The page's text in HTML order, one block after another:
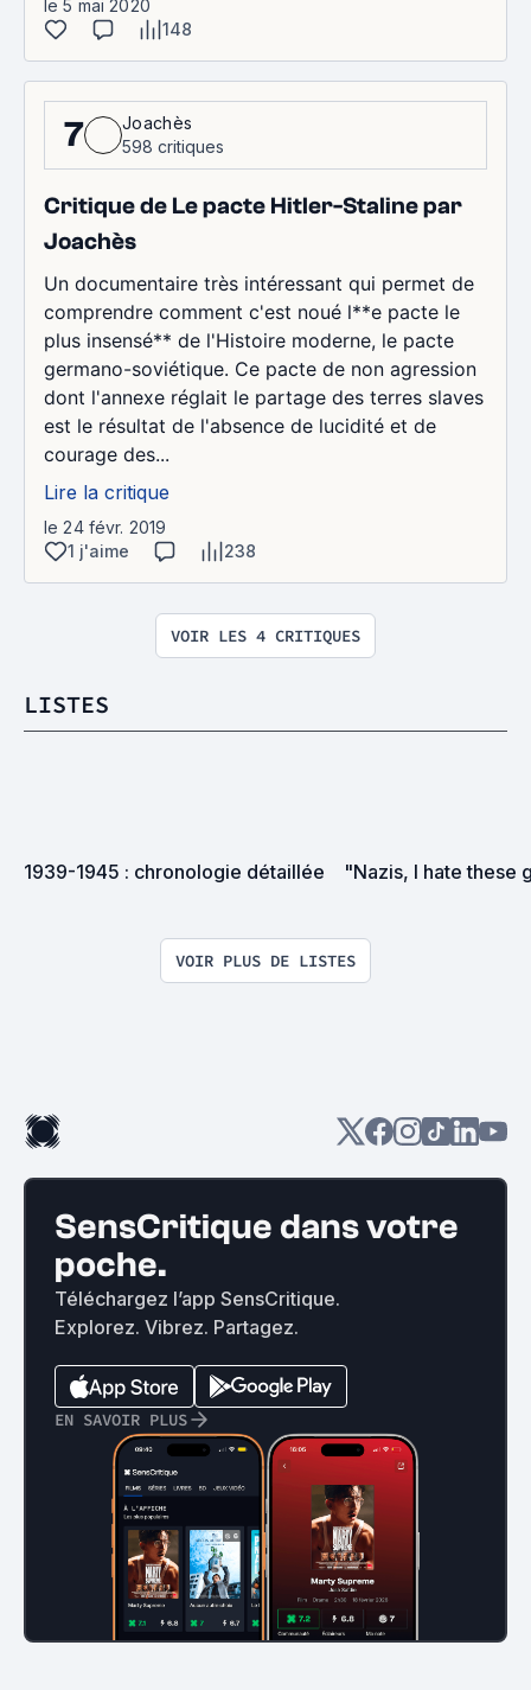
le 5 mai 2020
148
7
Joachès
598 critiques
Critique de Le pacte Hitler-Staline par
Joachès
Un documentaire très intéressant qui permet de
comprendre comment c'est noué l**e pacte le
plus insensé** de l'Histoire moderne, le pacte
germano-soviétique. Ce pacte de non agression
dont l'annexe réglait le partage des terres slaves
est le résultat de l'absence de lucidité et de
courage des...
Lire la critique
le 24 févr. 2019
1 j'aime
238
VOIR LES 4 CRITIQUES
LISTES
1939-1945 : chronologie détaillée "Nazis, I hate these
VOIR PLUS DE LISTES
SensCritique dans votre
poche.
Téléchargez l’app SensCritique.
Explorez. Vibrez. Partagez.
EN SAVOIR PLUS